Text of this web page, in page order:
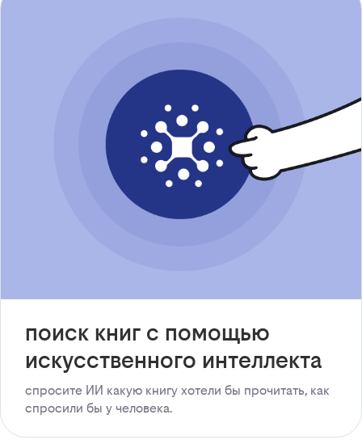
поиск книг с помощью
искусственного интеллекта
спросите ИИ какую книгу хотели бы прочитать, как
спросили бы у человека.